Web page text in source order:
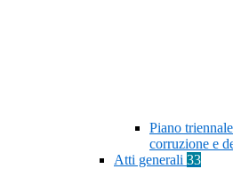
Piano
corruzione e
Atti generali 33